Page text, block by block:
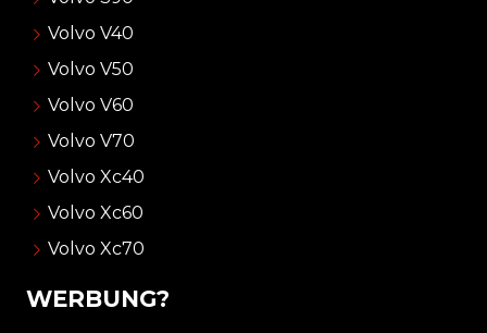
Volvo V40
Volvo V50
Volvo V60
Volvo V70
Volvo Xc40
Volvo Xc60
Volvo Xc70
WERBUNG?